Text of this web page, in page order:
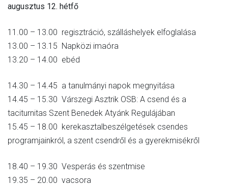
augusztus 12. hétfő
11.00 – 13.00 regisztráció, szálláshelyek elfoglalása
13.00 – 13.15 Napközi imaóra
13.20 – 14.00 ebéd
14.30 – 14.45 a tanulmányi napok megnyitása
14.45 – 15.30 Várszegi Asztrik OSB: A csend és a
taciturnitas Szent Benedek Atyánk Regulájában
15.45 – 18.00 kerekasztalbeszélgetések csendes
programjainkról, a szent csendről és a gyerekmisékről
18.40 – 19.30 Vesperás és szentmise
19.35 – 20.00 vacsora